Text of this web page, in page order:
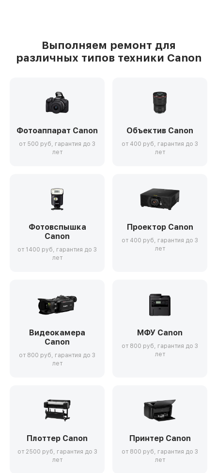
Выполняем ремонт для
различных типов техники Canon
Фотоаппарат Canon
от 500 руб, гарантия до 3
лет
Объектив Canon
от 400 руб, гарантия до 3
лет
Фотовспышка
Canon
от 1400 руб, гарантия до 3
лет
Проектор Canon
от 400 руб, гарантия до 3
лет
Видеокамера
Canon
от 800 руб, гарантия до 3
лет
МФУ Canon
от 800 руб, гарантия до 3
лет
Плоттер Canon
от 2500 руб, гарантия до 3
лет
Принтер Canon
от 800 руб, гарантия до 3
лет